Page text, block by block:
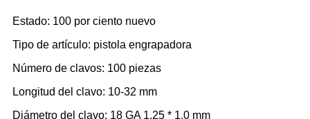
Estado: 100 por ciento nuevo
Tipo de artículo: pistola engrapadora
Número de clavos: 100 piezas
Longitud del clavo: 10-32 mm
Diámetro del clavo: 18 GA 1,25 * 1,0 mm